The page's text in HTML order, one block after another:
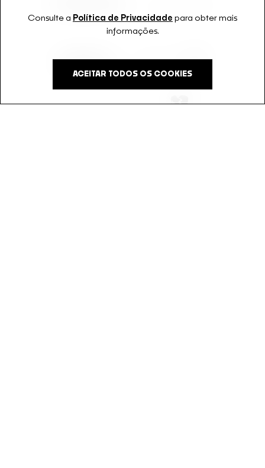
Consulte a Política de Privacidade para obter mais
informações.
ACEITAR TODOS OS COOKIES